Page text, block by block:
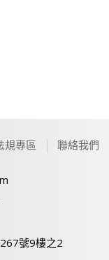
規專區 聯絡我們
號9樓之2